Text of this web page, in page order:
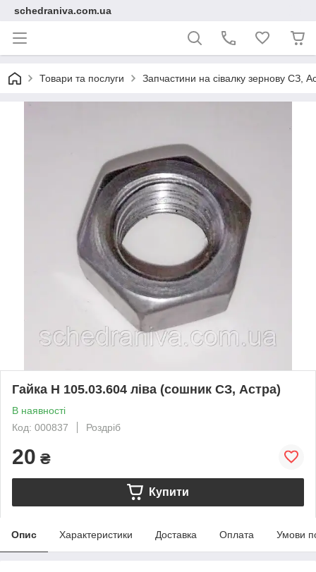
schedraniva.com.ua
Товари та послуги Запчастини на сівалку зернову СЗ,
Гайка Н 105.03.604 ліва (сошник СЗ, Астра)
В наявності
Код: 000837
Роздріб
20 ₴
Купити
Опис Характеристики Доставка Оплата Умови